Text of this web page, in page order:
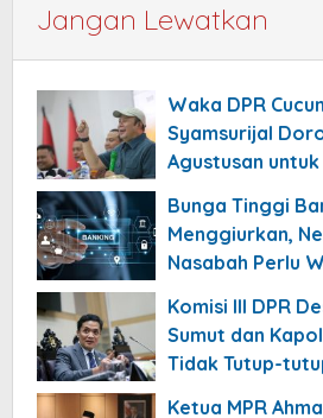
Jangan Lewatkan
Waka DPR
Syamsurijal
Agustusan untuk
Bunga Tinggi
Menggiurkan,
Nasabah Perlu
Komisi III DPR
Sumut dan
Tidak Tutup-
Ketua MPR